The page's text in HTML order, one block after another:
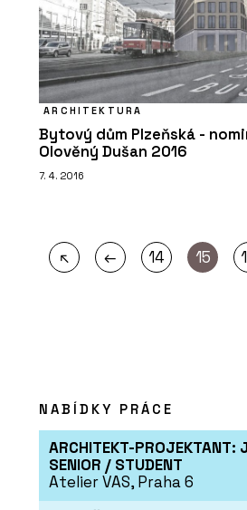
ARCHITEKTURA
Bytový dům Plzeňská -
Olověný Dušan 2016
7. 4. 2016
↖ ← 14 15
NABÍDKY PRÁCE
ARCHITEKT-PROJEKTANT:
SENIOR / STUDENT
Atelier VAS, Praha 6